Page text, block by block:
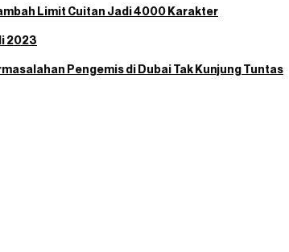
Limit Cuitan Jadi 4000 Karakter
2023
Pengemis di Dubai Tak Kunjung Tuntas